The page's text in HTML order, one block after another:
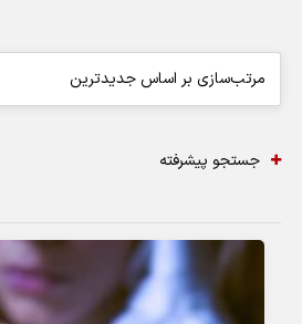
جستجو پیشرفته